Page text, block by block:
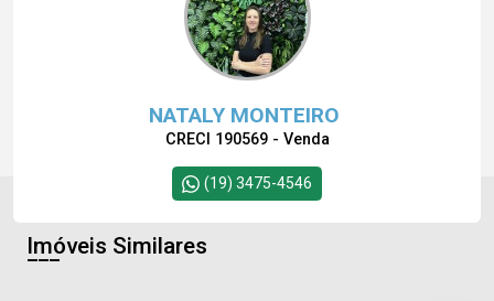
NATALY MONTEIRO
CRECI 190569 - Venda
(19) 3475-4546
Imóveis Similares